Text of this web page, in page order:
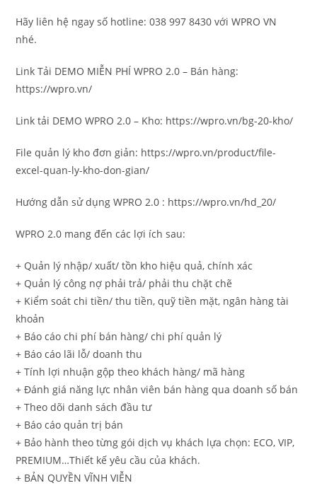
Hãy liên hệ ngay số hotline: 038 997 8430 với WPRO VN
nhé.
Link Tải DEMO MIỄN PHÍ WPRO 2.0 – Bán hàng:
https://wpro.vn/
Link tải DEMO WPRO 2.0 – Kho: https://wpro.vn/bg-20-kho/
File quản lý kho đơn giản: https://wpro.vn/product/file-
excel-quan-ly-kho-don-gian/
Hướng dẫn sử dụng WPRO 2.0 : https://wpro.vn/hd_20/
WPRO 2.0 mang đến các lợi ích sau:
+ Quản lý nhập/ xuất/ tồn kho hiệu quả, chính xác
+ Quản lý công nợ phải trả/ phải thu chặt chẽ
+ Kiểm soát chi tiền/ thu tiền, quỹ tiền mặt, ngân hàng tài
khoản
+ Báo cáo chi phí bán hàng/ chi phí quản lý
+ Báo cáo lãi lỗ/ doanh thu
+ Tính lợi nhuận gộp theo khách hàng/ mã hàng
+ Đánh giá năng lực nhân viên bán hàng qua doanh số bán
+ Theo dõi danh sách đầu tư
+ Báo cáo quản trị bán
+ Bảo hành theo từng gói dịch vụ khách lựa chọn: ECO, VIP,
PREMIUM…Thiết kế yêu cầu của khách.
+ BẢN QUYỀN VĨNH VIỄN